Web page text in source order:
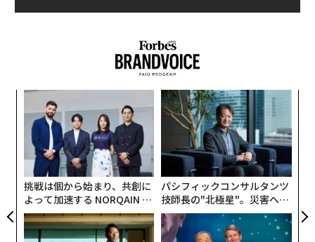
挑戦は個から始まり、共創に
よって加速する NORQAIN JA
PAN 特別座談会
パシフィックコンサルタンツ
技師長の"北極星"。災害への
無力感を乗り越え見つけた、
防災一筋20年の答え